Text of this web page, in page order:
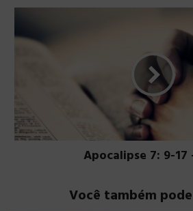
Apocalipse 7: 9-17
Você também